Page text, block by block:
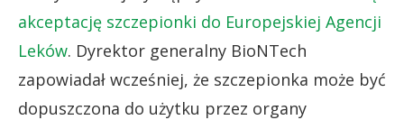
akceptację szczepionki do Europejskiej Agencji
Leków. Dyrektor generalny BioNTech
zapowiadał wcześniej, że szczepionka może być
dopuszczona do użytku przez organy